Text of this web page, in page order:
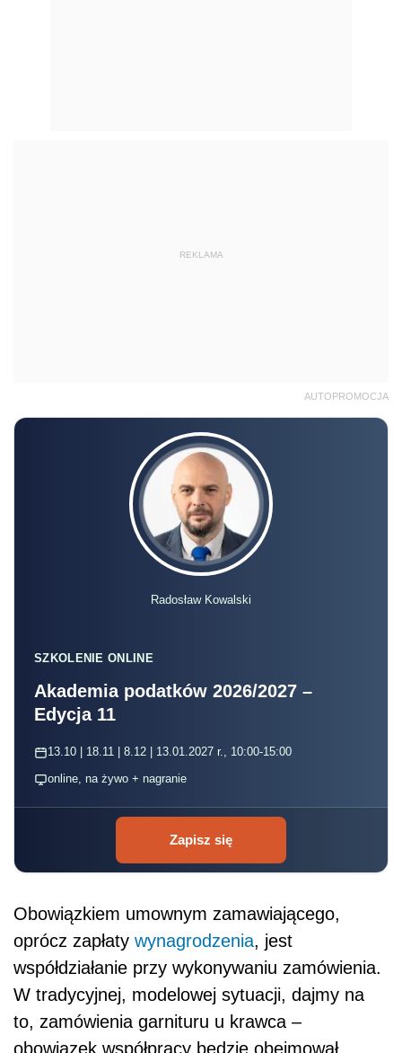
REKLAMA
AUTOPROMOCJA
Radosław Kowalski
SZKOLENIE ONLINE
Akademia podatków 2026/2027 –
Edycja 11
13.10 | 18.11 | 8.12 | 13.01.2027 r., 10:00-15:00
online, na żywo + nagranie
Zapisz się
Obowiązkiem umownym zamawiającego,
oprócz zapłaty wynagrodzenia, jest
współdziałanie przy wykonywaniu zamówienia.
W tradycyjnej, modelowej sytuacji, dajmy na
to, zamówienia garnituru u krawca –
obowiązek współpracy będzie obejmował